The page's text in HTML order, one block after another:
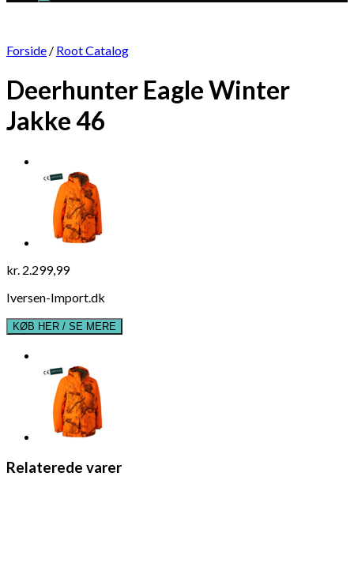
Forside / Root Catalog
Deerhunter Eagle Winter
Jakke 46
kr. 2.299,99
Iversen-Import.dk
KØB HER / SE MERE
Relaterede varer